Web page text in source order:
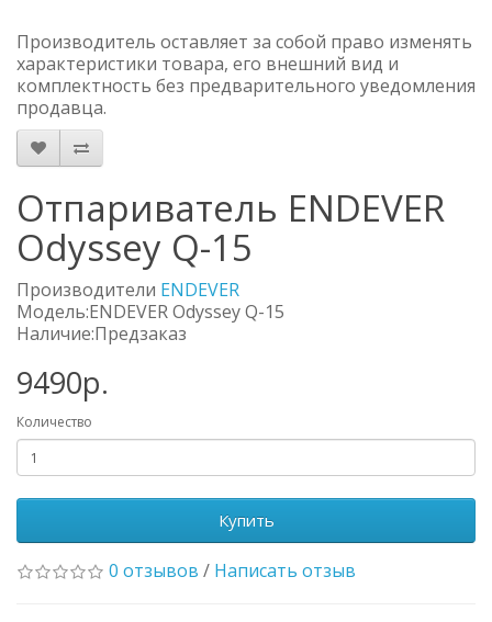
Производитель оставляет за собой право изменять
характеристики товара, его внешний вид и
комплектность без предварительного уведомления
продавца.
Отпариватель ENDEVER
Odyssey Q-15
Производители ENDEVER
Модель:ENDEVER Odyssey Q-15
Наличие:Предзаказ
9490р.
Количество
Купить
0 отзывов / Написать отзыв